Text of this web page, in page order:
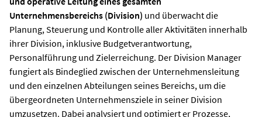
Unternehmensbereichs (Division) und überwacht die
Planung, Steuerung und Kontrolle aller Aktivitäten innerhalb
ihrer Division, inklusive Budgetverantwortung,
Personalführung und Zielerreichung. Der Division Manager
fungiert als Bindeglied zwischen der Unternehmensleitung
und den einzelnen Abteilungen seines Bereichs, um die
übergeordneten Unternehmensziele in seiner Division
umzusetzen. Dabei analysiert und optimiert er Prozesse,